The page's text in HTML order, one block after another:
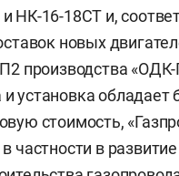
НК-16-18СТ и,
новых
производства
установка обладает
стоимость,
частности в